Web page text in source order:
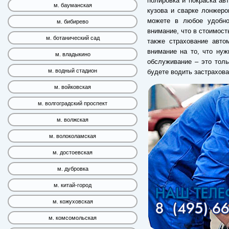
м. бауманская
м. бибирево
м. ботанический сад
м. владыкино
м. водный стадион
м. войковская
м. волгоградский проспект
м. волжская
м. волоколамская
м. достоевская
м. дубровка
м. китай-город
м. кожуховская
м. комсомольская
кузова и сварке
можете в любое
внимание, что в
также страхование
внимание на то, что
обслуживание – это
будете водить